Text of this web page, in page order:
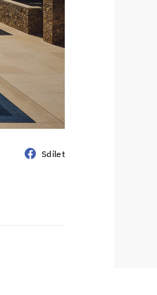
Sdílet